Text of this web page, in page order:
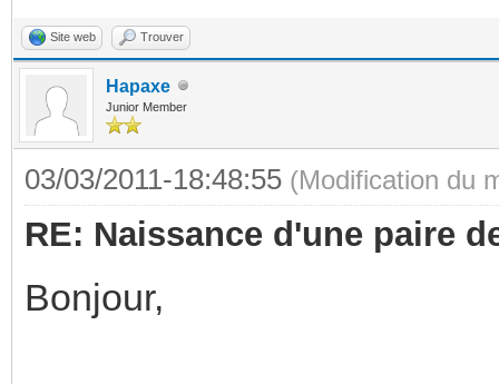
Site web Trouver
Hapaxe
Junior Member
03/03/2011-18:48:55 (Modification du
RE: Naissance d'une paire
Bonjour,